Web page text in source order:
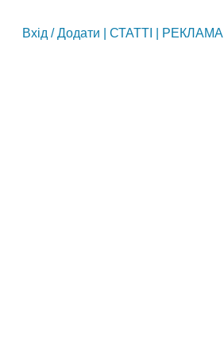
Вхід /Додати СТАТТІ РЕКЛАМА